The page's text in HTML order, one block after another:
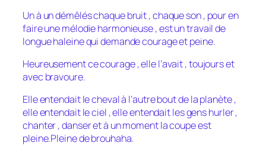
Un à un démêlés chaque bruit , chaque son , pour en
faire une mélodie harmonieuse , est un travail de
longue haleine qui demande courage et peine.
Heureusement ce courage , elle l’avait , toujours et
avec bravoure.
Elle entendait le cheval à l’autre bout de la planète ,
elle entendait le ciel , elle entendait les gens hurler ,
chanter , danser et à un moment la coupe est
pleine.Pleine de brouhaha.